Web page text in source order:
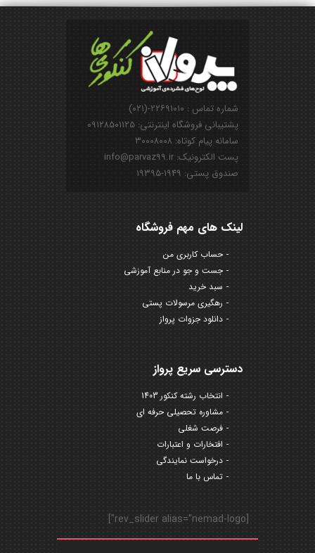
شماره تماس : ۲۲۶۹۱۰۱۰-(۰۲۱)
پشتیبانی فروشگاه اینترنتی: ۰۹۱۲۸۵۰۱۱۲۵
سامانه پیام کوتاه: ۳۰۰۰۸۰۰۸
پست الکترونیک: info@parvaz99.ir
صندوق پستی: ۱۹۴۹-۱۹۳۹۵
لینک های مهم فروشگاه
حساب کاربری من
جست و جو در منابع آموزشی
سبد خرید
رهگیری مرسولات پستی
دانلود جزوات پرواز
دسترسی سریع پرواز
انتخاب رشته کنکور 1403
مشاوره تحصیلی حرفه ای
فرصت شغلی
افتخارات و اعتبارات
درخواست نمایندگی
تماس با ما
[rev_slider alias="nemad-logo"]